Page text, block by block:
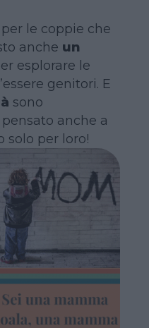
le coppie che
anche un
esplorare le
genitori. E
sono
anche a
solo per loro!